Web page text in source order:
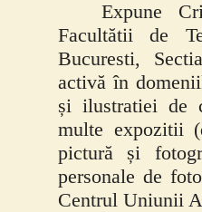
Expune
Facultătii de
Bucuresti,
activă în
și ilustratiei de
multe expozitii
pictură și
personale de
Centrul Uniunii